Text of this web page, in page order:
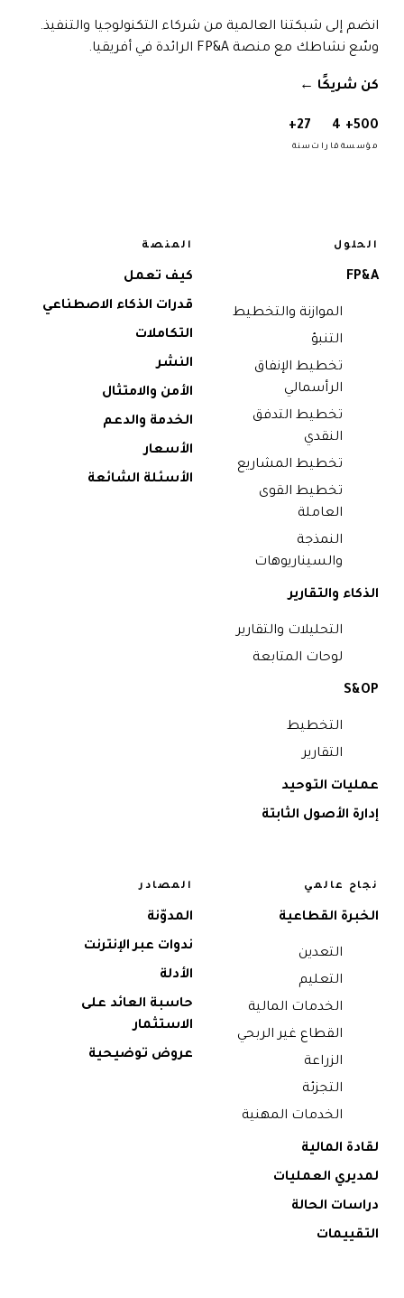
انضم إلى شبكتنا العالمية من شركاء التكنولوجيا والتنفيذ.
وسّع نشاطك مع منصة FP&A الرائدة في أفريقيا.
كن شريكًا →
500+
مؤسسة
4
قارات
27+
سنة
الحلول
FP&A
الموازنة والتخطيط
التنبؤ
تخطيط الإنفاق
الرأسمالي
تخطيط التدفق
النقدي
تخطيط المشاريع
تخطيط القوى
العاملة
النمذجة
والسيناريوهات
الذكاء والتقارير
التحليلات والتقارير
لوحات المتابعة
S&OP
التخطيط
التقارير
عمليات التوحيد
إدارة الأصول الثابتة
المنصة
كيف تعمل
قدرات الذكاء الاصطناعي
التكاملات
النشر
الأمن والامتثال
الخدمة والدعم
الأسعار
الأسئلة الشائعة
نجاح عالمي
الخبرة القطاعية
التعدين
التعليم
الخدمات المالية
القطاع غير الربحي
الزراعة
التجزئة
الخدمات المهنية
لقادة المالية
لمديري العمليات
دراسات الحالة
التقييمات
المصادر
المدوّنة
ندوات عبر الإنترنت
الأدلة
حاسبة العائد على
الاستثمار
عروض توضيحية